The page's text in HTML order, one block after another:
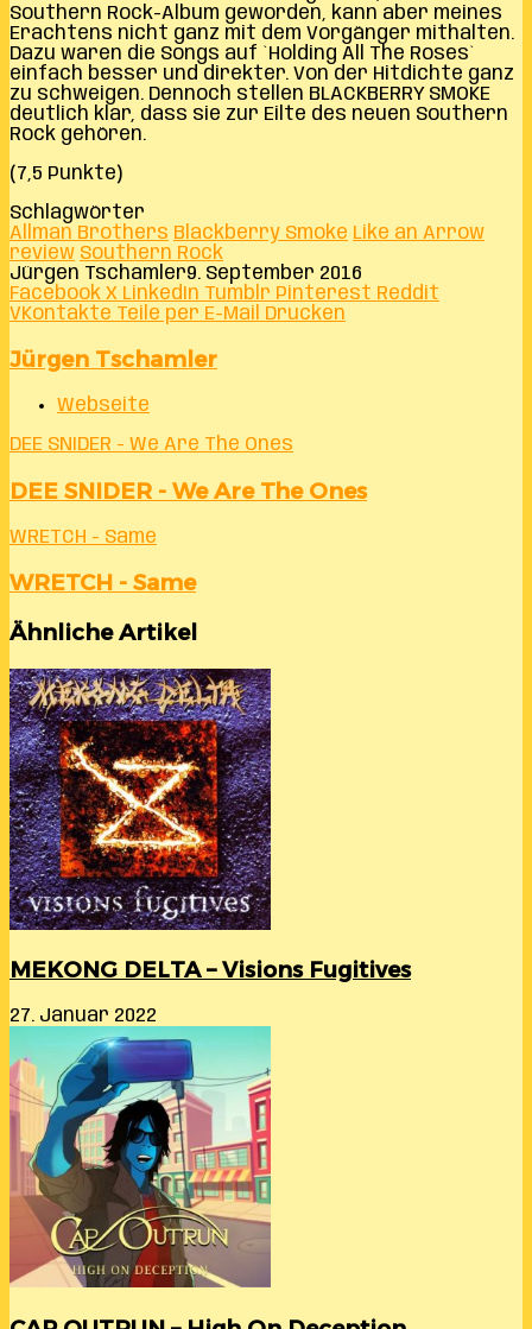
Southern Rock-Album geworden, kann aber meines
Erachtens nicht ganz mit dem Vorgänger mithalten.
Dazu waren die Songs auf `Holding All The Roses`
einfach besser und direkter. Von der Hitdichte ganz
zu schweigen. Dennoch stellen BLACKBERRY SMOKE
deutlich klar, dass sie zur Eilte des neuen Southern
Rock gehören.
(7,5 Punkte)
Schlagwörter
Allman Brothers Blackberry Smoke Like an Arrow
review Southern Rock
Jürgen Tschamler9. September 2016
Facebook X LinkedIn Tumblr Pinterest Reddit
VKontakte Teile per E-Mail Drucken
Jürgen Tschamler
Webseite
DEE SNIDER - We Are The Ones
DEE SNIDER - We Are The Ones
WRETCH - Same
WRETCH - Same
Ähnliche Artikel
MEKONG DELTA – Visions Fugitives
27. Januar 2022